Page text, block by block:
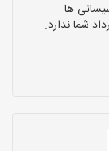
ها
شما ندارد.